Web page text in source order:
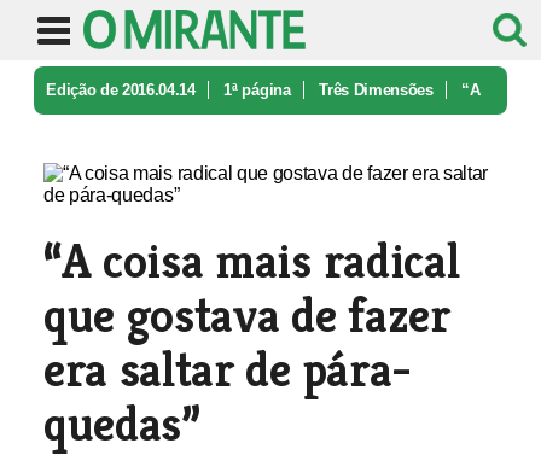
Edição de 2016.04.14 1ª página Três Dimensões “A
“A coisa mais radical
que gostava de fazer
era saltar de pára-
quedas”